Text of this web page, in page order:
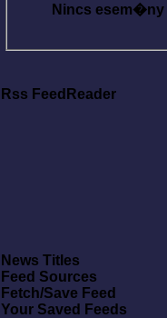
Nincs esem�ny
Rss FeedReader
News Titles
Feed Sources
Fetch/Save Feed
Your Saved Feeds